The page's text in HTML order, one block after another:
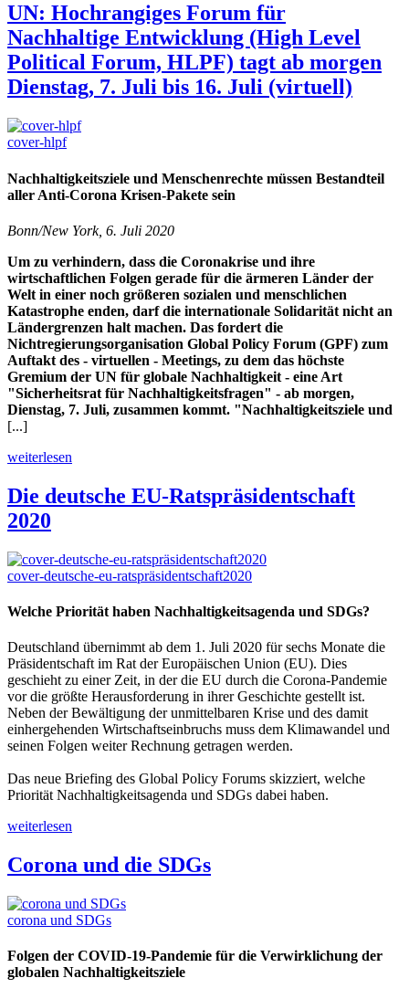
UN: Hochrangiges Forum für
Nachhaltige Entwicklung (High Level
Political Forum, HLPF) tagt ab morgen
Dienstag, 7. Juli bis 16. Juli (virtuell)
cover-hlpf
Nachhaltigkeitsziele und Menschenrechte müssen Bestandteil
aller Anti-Corona Krisen-Pakete sein
Bonn/New York, 6. Juli 2020
Um zu verhindern, dass die Coronakrise und ihre
wirtschaftlichen Folgen gerade für die ärmeren Länder der
Welt in einer noch größeren sozialen und menschlichen
Katastrophe enden, darf die internationale Solidarität nicht an
Ländergrenzen halt machen. Das fordert die
Nichtregierungsorganisation Global Policy Forum (GPF) zum
Auftakt des - virtuellen - Meetings, zu dem das höchste
Gremium der UN für globale Nachhaltigkeit - eine Art
"Sicherheitsrat für Nachhaltigkeitsfragen" - ab morgen,
Dienstag, 7. Juli, zusammen kommt. "Nachhaltigkeitsziele und
[...]
weiterlesen
Die deutsche EU-Ratspräsidentschaft
2020
cover-deutsche-eu-ratspräsidentschaft2020
Welche Priorität haben Nachhaltigkeitsagenda und SDGs?
Deutschland übernimmt ab dem 1. Juli 2020 für sechs Monate die
Präsidentschaft im Rat der Europäischen Union (EU). Dies
geschieht zu einer Zeit, in der die EU durch die Corona-Pandemie
vor die größte Herausforderung in ihrer Geschichte gestellt ist.
Neben der Bewältigung der unmittelbaren Krise und des damit
einhergehenden Wirtschaftseinbruchs muss dem Klimawandel und
seinen Folgen weiter Rechnung getragen werden.
Das neue Briefing des Global Policy Forums skizziert, welche
Priorität Nachhaltigkeitsagenda und SDGs dabei haben.
weiterlesen
Corona und die SDGs
corona und SDGs
Folgen der COVID-19-Pandemie für die Verwirklichung der
globalen Nachhaltigkeitsziele